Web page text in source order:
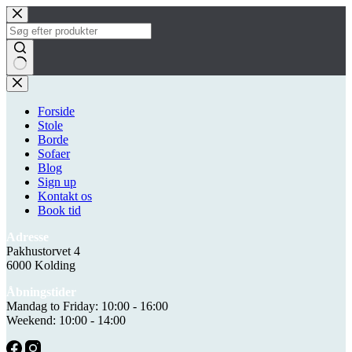
Fortsæt
til
indhold
Ingen
resultater
Forside
Stole
Borde
Sofaer
Blog
Sign up
Kontakt os
Book tid
Adresse
Pakhustorvet 4
6000 Kolding
Åbningstider
Mandag to Friday: 10:00 - 16:00
Weekend: 10:00 - 14:00